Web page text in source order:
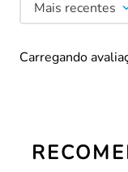
Mais recentes
Carregando